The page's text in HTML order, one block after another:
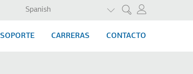
Search
Spanish
LISTA ADICIONAL DE
SOPORTE CARRERAS CONTACTO